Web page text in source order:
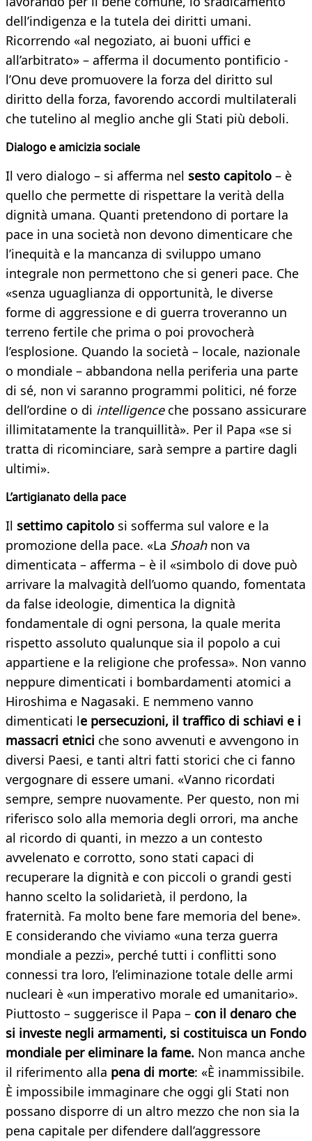
dell’indigenza e la tutela dei diritti umani.
Ricorrendo «al negoziato, ai buoni uffici e
all’arbitrato» – afferma il documento pontificio -
l’Onu deve promuovere la forza del diritto sul
diritto della forza, favorendo accordi multilaterali
che tutelino al meglio anche gli Stati più deboli.
Dialogo e amicizia sociale
Il vero dialogo – si afferma nel sesto capitolo – è
quello che permette di rispettare la verità della
dignità umana. Quanti pretendono di portare la
pace in una società non devono dimenticare che
l’inequità e la mancanza di sviluppo umano
integrale non permettono che si generi pace. Che
«senza uguaglianza di opportunità, le diverse
forme di aggressione e di guerra troveranno un
terreno fertile che prima o poi provocherà
l’esplosione. Quando la società – locale, nazionale
o mondiale – abbandona nella periferia una parte
di sé, non vi saranno programmi politici, né forze
dell’ordine o di intelligenceche possano assicurare
illimitatamente la tranquillità». Per il Papa «se si
tratta di ricominciare, sarà sempre a partire dagli
ultimi».
L’artigianato della pace
Il settimo capitolo si sofferma sul valore e la
promozione della pace. «La Shoahnon va
dimenticata – afferma – è il «simbolo di dove può
arrivare la malvagità dell’uomo quando, fomentata
da false ideologie, dimentica la dignità
fondamentale di ogni persona, la quale merita
rispetto assoluto qualunque sia il popolo a cui
appartiene e la religione che professa». Non vanno
neppure dimenticati i bombardamenti atomici a
Hiroshima e Nagasaki. E nemmeno vanno
dimenticati le persecuzioni, il traffico di schiavi e i
massacri etnici che sono avvenuti e avvengono in
diversi Paesi, e tanti altri fatti storici che ci fanno
vergognare di essere umani. «Vanno ricordati
sempre, sempre nuovamente. Per questo, non mi
riferisco solo alla memoria degli orrori, ma anche
al ricordo di quanti, in mezzo a un contesto
avvelenato e corrotto, sono stati capaci di
recuperare la dignità e con piccoli o grandi gesti
hanno scelto la solidarietà, il perdono, la
fraternità. Fa molto bene fare memoria del bene».
E considerando che viviamo «una terza guerra
mondiale a pezzi», perché tutti i conflitti sono
connessi tra loro, l’eliminazione totale delle armi
nucleari è «un imperativo morale ed umanitario».
Piuttosto – suggerisce il Papa – con il denaro che
si investe negli armamenti, si costituisca un Fondo
mondiale per eliminare la fame. Non manca anche
il riferimento alla pena di morte: «È inammissibile.
È impossibile immaginare che oggi gli Stati non
possano disporre di un altro mezzo che non sia la
pena capitale per difendere dall’aggressore